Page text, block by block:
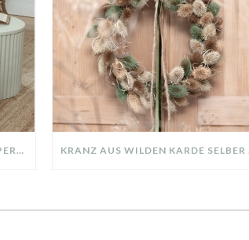
DIY UPCYLING IDEE: WIE MAN SPERRMÜLL IN EIN DESIGNER TEIL VERWANDELT KRANZ